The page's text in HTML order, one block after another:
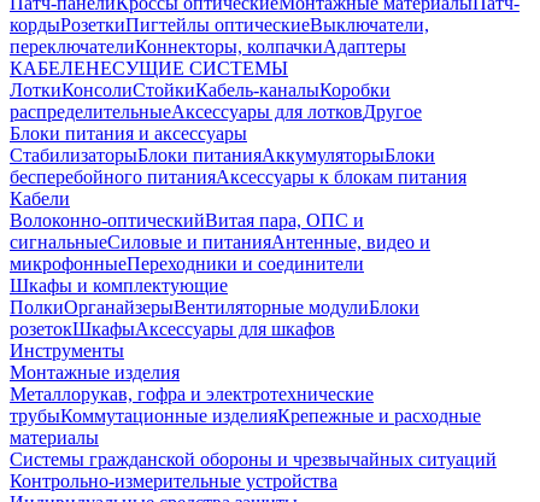
кордыРозеткиПигтейлы оптическиеВыключатели,
переключателиКоннекторы, колпачкиАдаптеры
КАБЕЛЕНЕСУЩИЕ СИСТЕМЫ
ЛоткиКонсолиСтойкиКабель-каналыКоробки
распределительныеАксессуары для лотковДругое
Блоки питания и аксессуары
СтабилизаторыБлоки питанияАккумуляторыБлоки
бесперебойного питанияАксессуары к блокам питания
Кабели
Волоконно-оптическийВитая пара, ОПС и
сигнальныеСиловые и питанияАнтенные, видео и
микрофонныеПереходники и соединители
Шкафы и комплектующие
ПолкиОрганайзерыВентиляторные модулиБлоки
розетокШкафыАксессуары для шкафов
Инструменты
Монтажные изделия
Металлорукав, гофра и электротехнические
трубыКоммутационные изделияКрепежные и расходные
материалы
Системы гражданской обороны и чрезвычайных ситуаций
Контрольно-измерительные устройства